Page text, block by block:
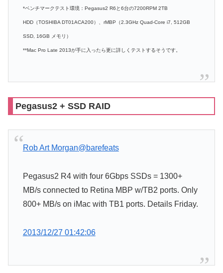
*ベンチマークテスト環境：Pegasus2 R6と6台の7200RPM 2TB
HDD（TOSHIBA DT01ACA200）、rMBP（2.3GHz Quad-Core i7, 512GB
SSD, 16GB メモリ）
**Mac Pro Late 2013が手に入ったら更に詳しくテストするそうです。
Pegasus2 + SSD RAID
Rob Art Morgan@barefeats
Pegasus2 R4 with four 6Gbps SSDs = 1300+
MB/s connected to Retina MBP w/TB2 ports. Only
800+ MB/s on iMac with TB1 ports. Details Friday.
2013/12/27 01:42:06